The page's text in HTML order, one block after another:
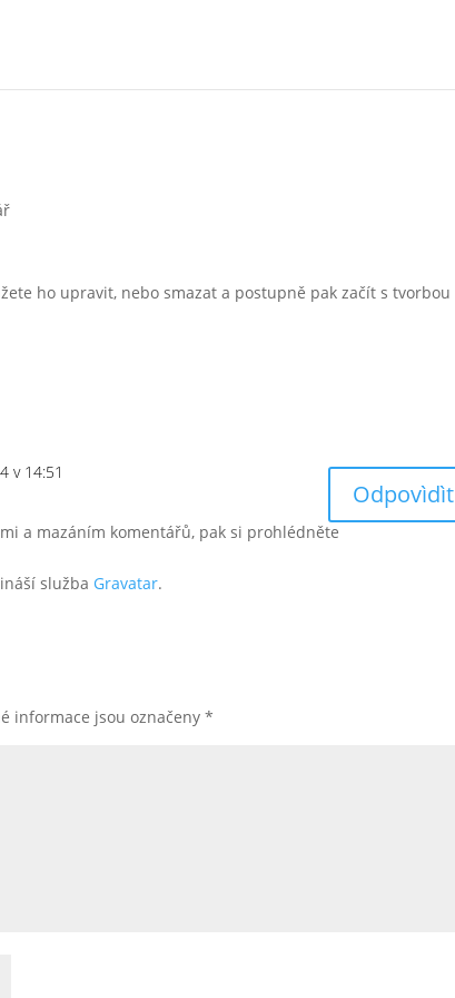
ho upravit, nebo smazat a postupně pak začít s tvorbou
v 14:51
a mazáním komentářů, pak si prohlédněte
služba Gravatar.
Odpovìdìt
informace jsou označeny*